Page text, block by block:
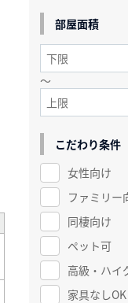
部屋面積
～
こだわり条件
女性向け
ファミリー
同棲向け
ペット可
高級・ハイ
家具なしOK